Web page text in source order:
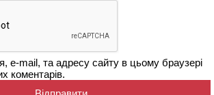
e-mail, та адресу сайту в цьому браузері
коментарів.